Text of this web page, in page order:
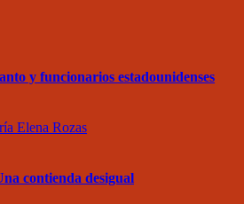
y funcionarios estadounidenses
Elena Rozas
contienda desigual